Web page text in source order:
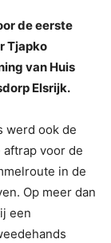
de eerste
Tjapko
van Huis
Elsrijk.
werd ook de
voor de
in de
Op meer dan
een